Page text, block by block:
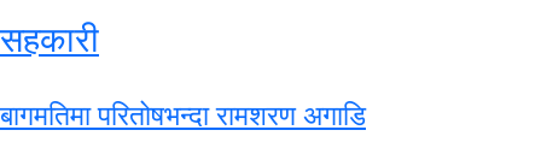
सहकारी
बागमतिमा परितोषभन्दा रामशरण अगाडि